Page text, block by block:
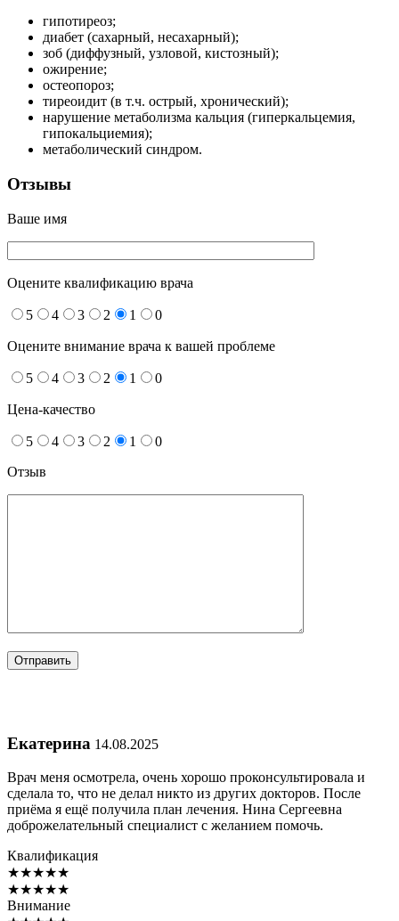
гипотиреоз;
диабет (сахарный, несахарный);
зоб (диффузный, узловой, кистозный);
ожирение;
остеопороз;
тиреоидит (в т.ч. острый, хронический);
нарушение метаболизма кальция (гиперкальцемия,
гипокальциемия);
метаболический синдром.
Отзывы
Ваше имя
Оцените квалификацию врача
5 4 3 2 1 0
Оцените внимание врача к вашей проблеме
5 4 3 2 1 0
Цена-качество
5 4 3 2 1
0
Отзыв
Екатерина 14.08.2025
Врач меня осмотрела, очень хорошо проконсультировала и
сделала то, что не делал никто из других докторов. После
приёма я ещё получила план лечения. Нина Сергеевна
доброжелательный специалист с желанием помочь.
Квалификация
★★★★★
★★★★★
Внимание